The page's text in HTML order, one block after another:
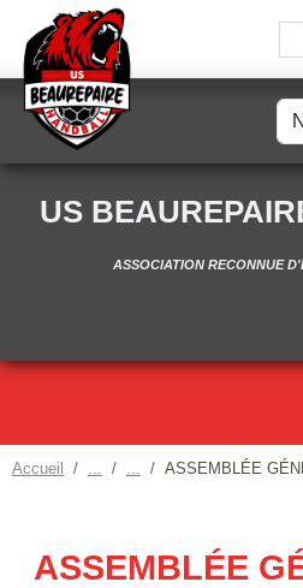
US
ASSOCIATION RECONNUE
Accueil ASSEMBLÉE
ASSEMBLÉE
Panneau de gestion des cookies